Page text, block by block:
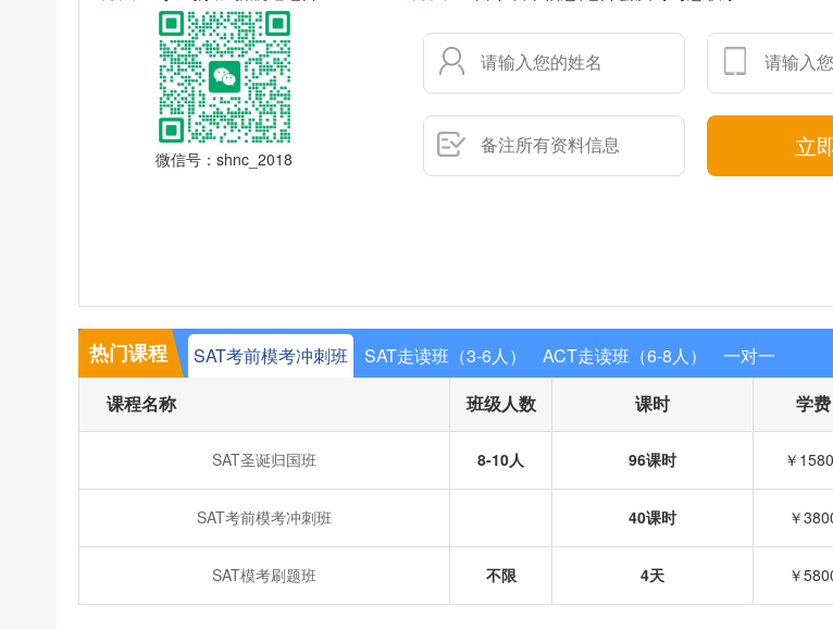
微信号：shnc_2018 立
热门课程 SAT考前模考冲刺班 SAT走读班（3-6人） ACT走读班（6-8人）
一对一
课程名称
班级人数 课时 学费
SAT圣诞归国班 8-10人 96课时 ￥
SAT考前模考冲刺班 40课时 ￥
SAT模考刷题班 不限 4天 ￥